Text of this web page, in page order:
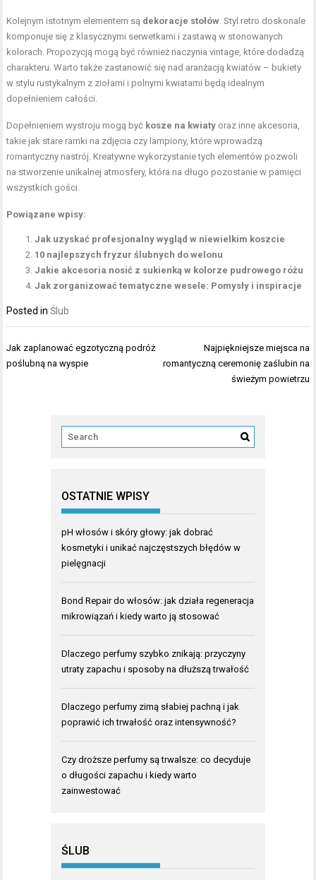
Kolejnym istotnym elementem są dekoracje stołów . Styl retro doskonale
komponuje się z klasycznymi serwetkami i zastawą w stonowanych
kolorach. Propozycją mogą być również naczynia vintage, które dodadzą
charakteru. Warto także zastanowić się nad aranżacją kwiatów – bukiety
w stylu rustykalnym z ziołami i polnymi kwiatami będą idealnym
dopełnieniem całości.
Dopełnieniem wystroju mogą być kosze na kwiaty oraz inne akcesoria,
takie jak stare ramki na zdjęcia czy lampiony, które wprowadzą
romantyczny nastrój. Kreatywne wykorzystanie tych elementów pozwoli
na stworzenie unikalnej atmosfery, która na długo pozostanie w pamięci
wszystkich gości.
Powiązane wpisy:
Jak uzyskać profesjonalny wygląd w niewielkim koszcie
10 najlepszych fryzur ślubnych do welonu
Jakie akcesoria nosić z sukienką w kolorze pudrowego różu
Jak zorganizować tematyczne wesele: Pomysły i inspiracje
Posted inŚlub
Nawigacja
wpisu
Jak zaplanować egzotyczną podróż
poślubną na wyspie
Najpiękniejsze miejsca na
romantyczną ceremonię zaślubin na
świeżym powietrzu
OSTATNIE WPISY
pH włosów i skóry głowy: jak dobrać
kosmetyki i unikać najczęstszych błędów w
pielęgnacji
Bond Repair do włosów: jak działa regeneracja
mikrowiązań i kiedy warto ją stosować
Dlaczego perfumy szybko znikają: przyczyny
utraty zapachu i sposoby na dłuższą trwałość
Dlaczego perfumy zimą słabiej pachną i jak
poprawić ich trwałość oraz intensywność?
Czy droższe perfumy są trwalsze: co decyduje
o długości zapachu i kiedy warto
zainwestować
ŚLUB